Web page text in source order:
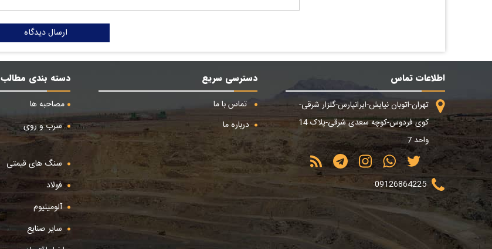
ارسال دیدگاه
اطلاعات تماس
تهران-اتوبان نیایش-ایرانپارس-گلزار شرقی-
کوی فردوس-کوچه سعدی شرقی-پلاک 14
واحد 7
09126864225
دسترسی سریع
تماس با ما
درباره ما
دسته بندی مطالب
مصاحبه ها
سرب و روی
سنگ های قیمتی
فولاد
آلومینیوم
سایر صنایع